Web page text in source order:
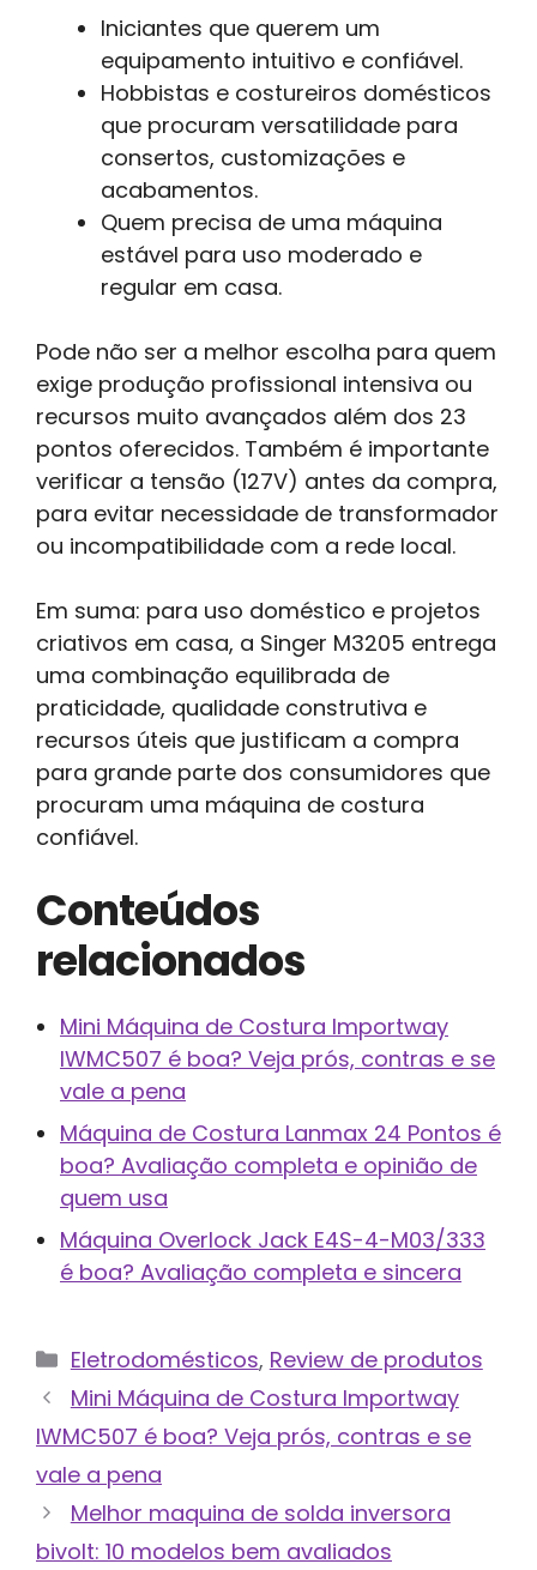
Iniciantes que querem um
equipamento intuitivo e confiável.
Hobbistas e costureiros domésticos
que procuram versatilidade para
consertos, customizações e
acabamentos.
Quem precisa de uma máquina
estável para uso moderado e
regular em casa.
Pode não ser a melhor escolha para quem
exige produção profissional intensiva ou
recursos muito avançados além dos 23
pontos oferecidos. Também é importante
verificar a tensão (127V) antes da compra,
para evitar necessidade de transformador
ou incompatibilidade com a rede local.
Em suma: para uso doméstico e projetos
criativos em casa, a Singer M3205 entrega
uma combinação equilibrada de
praticidade, qualidade construtiva e
recursos úteis que justificam a compra
para grande parte dos consumidores que
procuram uma máquina de costura
confiável.
Conteúdos
relacionados
Mini Máquina de Costura Importway
IWMC507 é boa? Veja prós, contras e se
vale a pena
Máquina de Costura Lanmax 24 Pontos é
boa? Avaliação completa e opinião de
quem usa
Máquina Overlock Jack E4S-4-M03/333
é boa? Avaliação completa e sincera
Categorias
Eletrodomésticos, Review de produtos
Mini Máquina de Costura Importway
IWMC507 é boa? Veja prós, contras e se
vale a pena
Melhor maquina de solda inversora
bivolt: 10 modelos bem avaliados